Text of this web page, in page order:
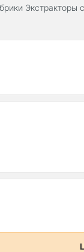
Экстракторы